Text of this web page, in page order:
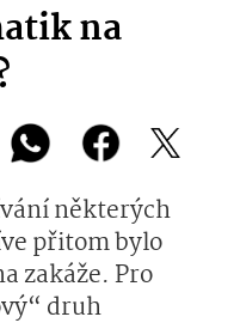
na
některých
přitom bylo
zakáže. Pro
druh